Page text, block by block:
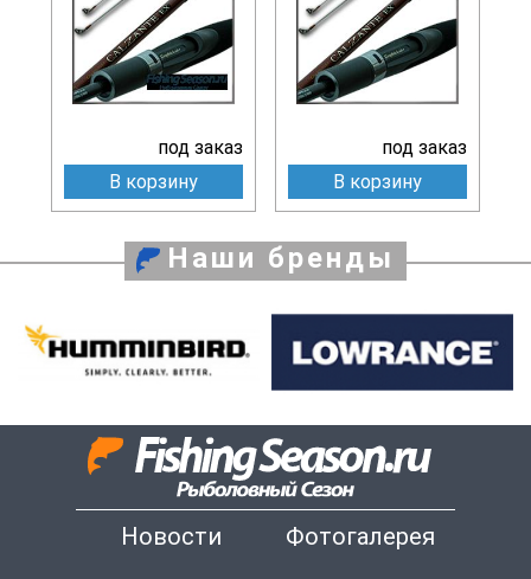
под заказ
В корзину
под заказ
В корзину
Наши бренды
Новости
Фотогалерея